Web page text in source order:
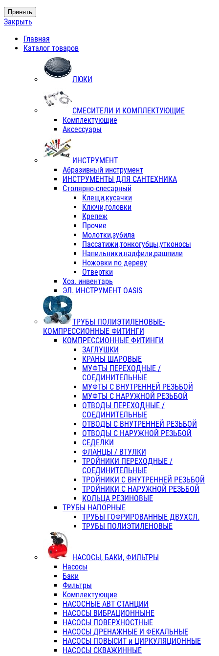
Принять
Закрыть
Главная
Каталог товаров
ЛЮКИ
СМЕСИТЕЛИ И КОМПЛЕКТУЮЩИЕ
Комплектующие
Аксессуары
ИНСТРУМЕНТ
Абразивный инструмент
ИНСТРУМЕНТЫ ДЛЯ САНТЕХНИКА
Столярно-слесарный
Клещи,кусачки
Ключи,головки
Крепеж
Прочие
Молотки,зубила
Пассатижи,тонкогубцы,утконосы
Напильники,надфили,рашпили
Ножовки по дереву
Отвертки
Хоз. инвентарь
ЭЛ. ИНСТРУМЕНТ OASIS
ТРУБЫ ПОЛИЭТИЛЕНОВЫЕ-
КОМПРЕССИОННЫЕ ФИТИНГИ
КОМПРЕССИОННЫЕ ФИТИНГИ
ЗАГЛУШКИ
КРАНЫ ШАРОВЫЕ
МУФТЫ ПЕРЕХОДНЫЕ /
СОЕДИНИТЕЛЬНЫЕ
МУФТЫ С ВНУТРЕННЕЙ РЕЗЬБОЙ
МУФТЫ С НАРУЖНОЙ РЕЗЬБОЙ
ОТВОДЫ ПЕРЕХОДНЫЕ /
СОЕДИНИТЕЛЬНЫЕ
ОТВОДЫ С ВНУТРЕННЕЙ РЕЗЬБОЙ
ОТВОДЫ С НАРУЖНОЙ РЕЗЬБОЙ
СЕДЕЛКИ
ФЛАНЦЫ / ВТУЛКИ
ТРОЙНИКИ ПЕРЕХОДНЫЕ /
СОЕДИНИТЕЛЬНЫЕ
ТРОЙНИКИ С ВНУТРЕННЕЙ РЕЗЬБОЙ
ТРОЙНИКИ С НАРУЖНОЙ РЕЗЬБОЙ
КОЛЬЦА РЕЗИНОВЫЕ
ТРУБЫ НАПОРНЫЕ
ТРУБЫ ГОФРИРОВАННЫЕ ДВУХСЛ.
ТРУБЫ ПОЛИЭТИЛЕНОВЫЕ
НАСОСЫ, БАКИ, ФИЛЬТРЫ
Насосы
Баки
Фильтры
Комплектующие
НАСОСНЫЕ АВТ СТАНЦИИ
НАСОСЫ ВИБРАЦИОННЫНЕ
НАСОСЫ ПОВЕРХНОСТНЫЕ
НАСОСЫ ДРЕНАЖНЫЕ И ФЕКАЛЬНЫЕ
НАСОСЫ ПОВЫСИТ и ЦИРКУЛЯЦИОННЫЕ
НАСОСЫ СКВАЖИННЫЕ